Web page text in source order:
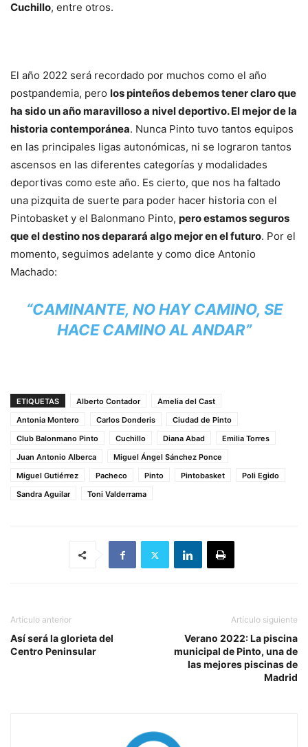
Cuchillo, entre otros.
El año 2022 será recordado por muchos como el año
postpandemia, pero los pinteños debemos tener claro que
ha sido un año maravilloso a nivel deportivo. El mejor de la
historia contemporánea. Nunca Pinto tuvo tantos equipos
en las principales ligas autonómicas, ni se lograron tantos
ascensos en las diferentes categorías y modalidades
deportivas como este año. Es cierto, que nos ha faltado
una pizquita de suerte para poder hacer historia con el
Pintobasket y el Balonmano Pinto, pero estamos seguros
que el destino nos deparará algo mejor en el futuro. Por el
momento, seguimos adelante y como dice Antonio
Machado:
“CAMINANTE, NO HAY CAMINO, SE
HACE CAMINO AL ANDAR”
ETIQUETAS Alberto Contador
Amelia del Cast
Antonia Montero
Carlos Donderis
Ciudad de Pinto
Club Balonmano Pinto
Cuchillo Diana Abad
Emilia Torres
Juan Antonio Alberca
Miguel Ángel Sánchez Ponce
Miguel Gutiérrez
Pacheco Pinto Pintobasket
Poli Egido
Sandra Aguilar
Toni Valderrama
Artículo anterior
Así será la glorieta del
Centro Peninsular
Artículo siguiente
Verano 2022: La piscina
municipal de Pinto, una de
las mejores piscinas de
Madrid